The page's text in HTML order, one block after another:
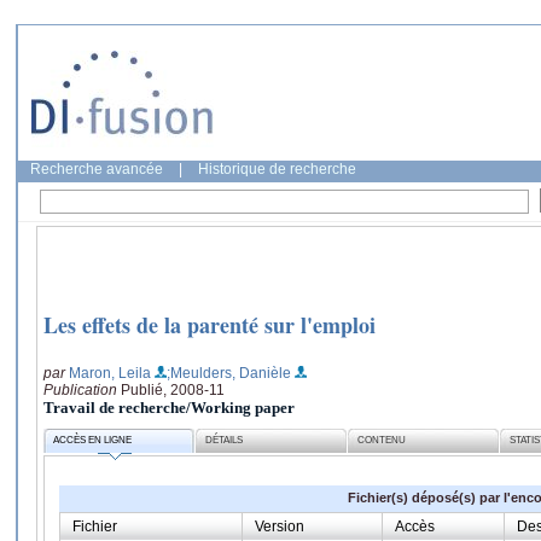
Recherche avancée Historique de recherche
Les effets de la parenté sur l'emploi
par Maron, Leila
;Meulders, Danièle
Publication Publié, 2008-11
Travail de recherche/Working paper
ACCÈS EN LIGNE DÉTAILS CONTENU
Fichier(s) déposé(s) par
Fichier Version Accès